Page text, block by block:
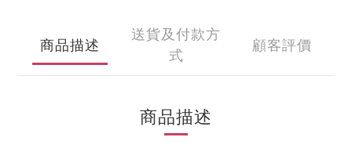
商品描述
送貨及付款方
式
顧客評價
商品描述